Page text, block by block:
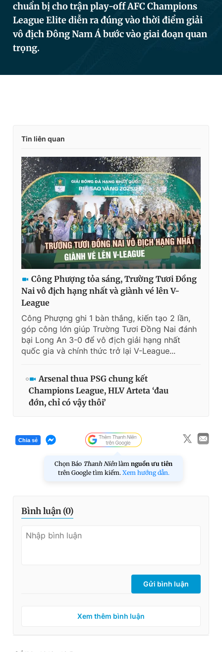
Đọc Thanh Niên trên điện thoại
Tổng biên tập: Nguyễn Ngọc Toàn
Phó tổng biên tập thường trực: Hải Thành
Phó tổng biên tập: Lâm Hiếu Dũng
Phó tổng biên tập: Trần Việt Hưng
Tổng thư ký tòa soạn: Đức Trung
Giấy phép xuất bản số 110/GP - BTTTT cấp ngày 24.3.2020
© 2003-2026 Bản quyền thuộc về Báo Thanh Niên. Cấm sao
chép dưới mọi hình thức nếu không có sự chấp thuận bằng văn
bản. Phát triển bởi ePi Technologies, JSC.
chuẩn bị cho trận play-off AFC Champions
League Elite diễn ra đúng vào thời điểm giải
vô địch Đông Nam Á bước vào giai đoạn quan
trọng.
Tin liên quan
Công Phượng tỏa sáng, Trường Tươi Đồng
Nai vô địch hạng nhất và giành vé lên V-
League
Công Phượng ghi 1 bàn thắng, kiến tạo 2 lần,
góp công lớn giúp Trường Tươi Đồng Nai đánh
bại Long An 3-0 để vô địch giải hạng nhất
quốc gia và chính thức trở lại V-League...
Arsenal thua PSG chung kết
Champions League, HLV Arteta ‘đau
đớn, chỉ có vậy thôi’
Chia sẻ
Chọn Báo Thanh Niên làm nguồn ưu tiên
trên Google tìm kiếm. Xem hướng dẫn.
Bình luận (0)
Gửi bình luận
Xem thêm bình luận